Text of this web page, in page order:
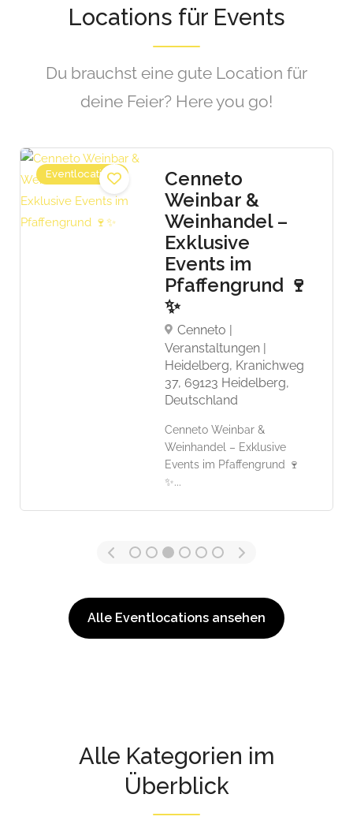
Locations für Events
Du brauchst eine gute Location für
deine Feier? Here you go!
Eventlocations
Cenneto
Weinbar &
Weinhandel –
Exklusive
Events im
Pfaffengrund 🍷
✨
Cenneto |
Veranstaltungen |
Heidelberg, Kranichweg
37, 69123 Heidelberg,
Deutschland
Cenneto Weinbar &
Weinhandel – Exklusive
Events im Pfaffengrund 🍷
✨...
Alle Eventlocations ansehen
Alle Kategorien im
Überblick